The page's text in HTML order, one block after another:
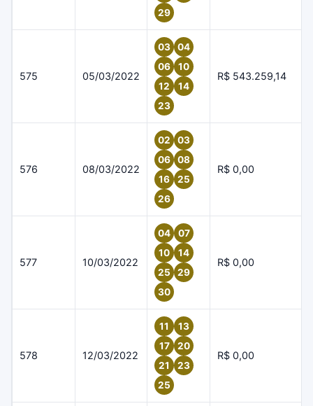
29
575 05/03/2022
03
04
06
10
12
14
23
R$ 543.259,14
576 08/03/2022
02
03
06
08
16
25
26
R$ 0,00
577 10/03/2022
04
07
10
14
25
29
30
R$ 0,00
578 12/03/2022
11
13
17
20
21
23
25
R$ 0,00